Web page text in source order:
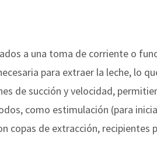
a una toma de corriente o
para extraer la leche, lo
de succión y velocidad,
como estimulación (para
copas de extracción, recipientes